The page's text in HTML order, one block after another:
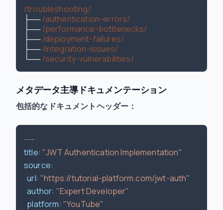
/troubleshooting/
├── /authentication-errors/
├── /performance-bottlenecks/
├── /deployment-failures/
├── /integration-issues/
└── /security-vulnerabilities/
メタデータ主導ドキュメンテーション
包括的なドキュメントヘッダー：
---
title: "JWT Authentication Implementation"
source:
url: "https://tutorial-platform.com/jwt-auth"
author: "Expert Developer"
platform: "YouTube"